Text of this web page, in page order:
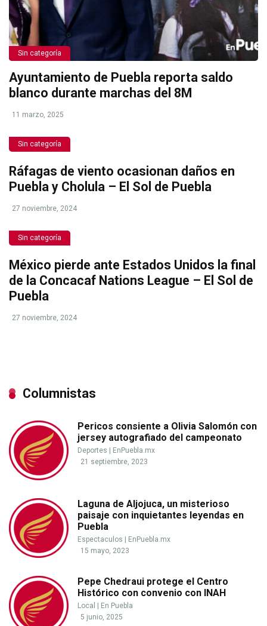
Sin categoría
Ayuntamiento de Puebla reporta saldo
blanco durante marchas del 8M
11 marzo, 2025
Sin categoría
Ráfagas de viento ocasionan daños en
Puebla y Cholula – El Sol de Puebla
27 noviembre, 2024
Sin categoría
México pierde ante Estados Unidos la final
de la Concacaf Nations League – El Sol de
Puebla
27 noviembre, 2024
Columnistas
Pericos consiente a Olivia Salomón con
jersey autografiado del campeonato
Deportes
EnPuebla.mx
21 septiembre, 2023
Laguna de Aljojuca, un misterioso
paisaje con inquietantes leyendas en
Puebla
Espectaculos
EnPuebla.mx
15 mayo, 2023
Pepe Chedraui protege el Centro
Histórico con convenio con INAH
Local
En Puebla
5 junio, 2025